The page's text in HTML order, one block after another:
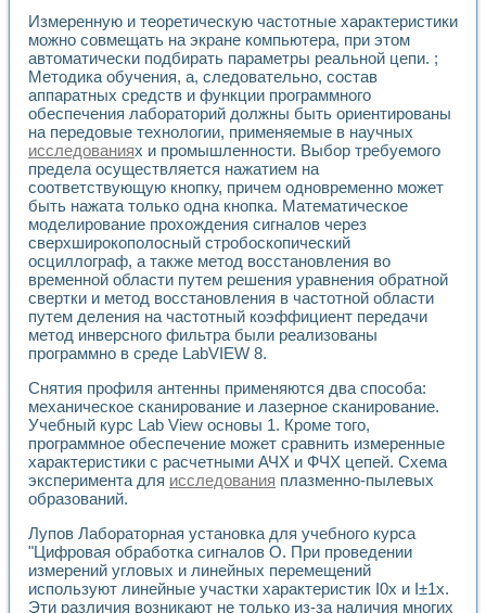
Учебный стенд для исследования принципа действия
Виртуальная система поддержки принимаемых решений в
Преемственность дисциплин «Моделирование систем» и
Универсальный стенд для исследования электрических
Лабораторные практикумы по информационно-
Виртуальный измеритель частотных характеристик на
Лабораторный практикум по основам теории Коммутации
Разработка виртуальной лабораторной работы
Виртуальные практикумы по электротехнике в среде
Из опыта внедрения в рамках национального проекта
Исследование эффективности решателей
Опыт разработки LabVIEW лабораторных практикумов
Проблемы повышения качества образования и
Развитие LabVIEW лабораторного практикума по
Разработка виртуальной лаборатории по электротехнике
Усовершенствованные алгоритмы частотного анализа
Об опыте работы учебного центра «Технологии
Технологии NI в магистерской программе «Прикладная
Система диагностики двигателей постоянного тока
Автоматизированный стенд формирования
Лабораторный практикум по курсу ИИС на базе
Партнеры
Академические и отраслевые институты
Учебные заведения
Бизнес
Контакты
Измеренную и теоретическую частотные характеристики
можно совмещать на экране компьютера, при этом
автоматически подбирать параметры реальной цепи. ;
Методика обучения, а, следовательно, состав
аппаратных средств и функции программного
обеспечения лабораторий должны быть ориентированы
на передовые технологии, применяемые в научных
исследованиях и промышленности. Выбор требуемого
предела осуществляется нажатием на
соответствующую кнопку, причем одновременно может
быть нажата только одна кнопка. Математическое
моделирование прохождения сигналов через
сверхширокополосный стробоскопический
осциллограф, а также метод восстановления во
временной области путем решения уравнения обратной
свертки и метод восстановления в частотной области
путем деления на частотный коэффициент передачи
метод инверсного фильтра были реализованы
программно в среде LabVIEW 8.
Снятия профиля антенны применяются два способа:
механическое сканирование и лазерное сканирование.
Учебный курс Lab View основы 1. Кроме того,
программное обеспечение может сравнить измеренные
характеристики с расчетными АЧХ и ФЧХ цепей. Схема
эксперимента для исследования плазменно-пылевых
образований.
Лупов Лабораторная установка для учебного курса
"Цифровая обработка сигналов О. При проведении
измерений угловых и линейных перемещений
используют линейные участки характеристик I0х и I±1х.
Эти различия возникают не только из-за наличия многих